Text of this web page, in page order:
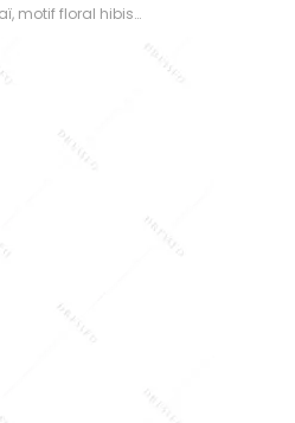
Robe de vacances à Hawaï, motif floral hibiscus et feuilles de palmier, mini-robe froncée au buste